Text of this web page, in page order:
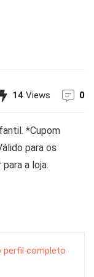
14 Views 0
*Cupom
para os
a loja.
perfil completo